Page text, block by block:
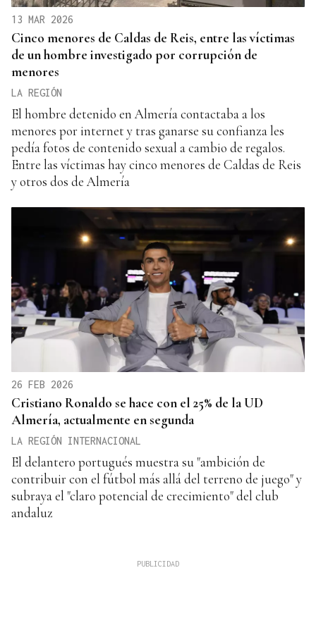
13 MAR 2026
Cinco menores de Caldas de Reis, entre las víctimas
de un hombre investigado por corrupción de
menores
LA REGIÓN
El hombre detenido en Almería contactaba a los
menores por internet y tras ganarse su confianza les
pedía fotos de contenido sexual a cambio de regalos.
Entre las víctimas hay cinco menores de Caldas de Reis
y otros dos de Almería
26 FEB 2026
Cristiano Ronaldo se hace con el 25% de la UD
Almería, actualmente en segunda
LA REGIÓN INTERNACIONAL
El delantero portugués muestra su "ambición de
contribuir con el fútbol más allá del terreno de juego" y
subraya el "claro potencial de crecimiento" del club
andaluz